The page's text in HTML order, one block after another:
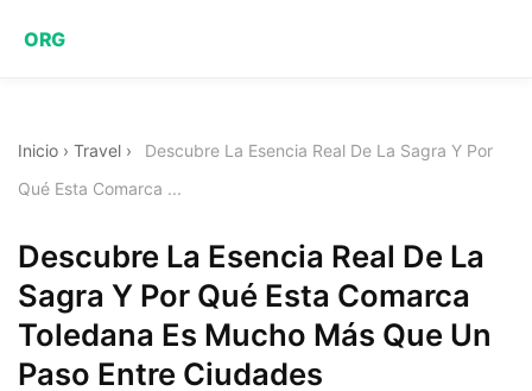
ORG
Inicio › Travel ›
Descubre La Esencia Real De La Sagra Y Por
Qué Esta Comarca ...
Descubre La Esencia Real De La
Sagra Y Por Qué Esta Comarca
Toledana Es Mucho Más Que Un
Paso Entre Ciudades